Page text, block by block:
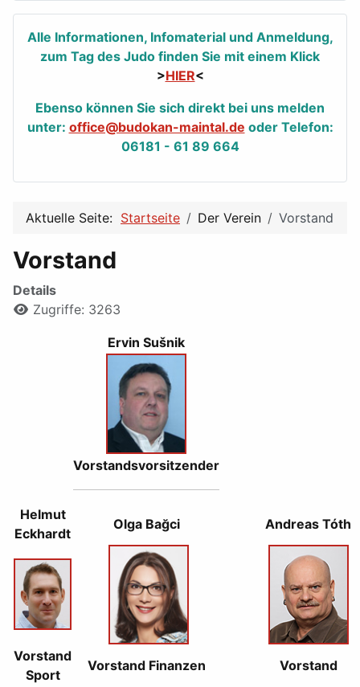
Alle Informationen, Infomaterial und Anmeldung,
zum Tag des Judo finden Sie mit einem Klick
>HIER<
Ebenso können Sie sich direkt bei uns melden
unter: office@budokan-maintal.de oder Telefon:
06181 - 61 89 664
Aktuelle Seite: Startseite Der Verein Vorstand
Vorstand
Details
Zugriffe: 3263
Ervin Sušnik
Vorstandsvorsitzender
Helmut
Eckhardt
Olga Bağci Andreas Tóth
Vorstand
Sport
Vorstand Finanzen
Vorstand